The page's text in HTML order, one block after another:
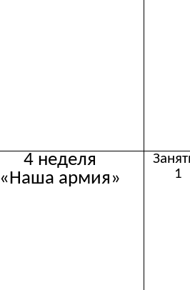
4 неделя
«Наша армия»
1